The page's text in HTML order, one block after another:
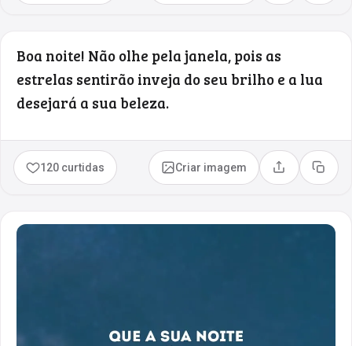
Boa noite! Não olhe pela janela, pois as
estrelas sentirão inveja do seu brilho e a lua
desejará a sua beleza.
120 curtidas Criar imagem Compartilhar
Copiar